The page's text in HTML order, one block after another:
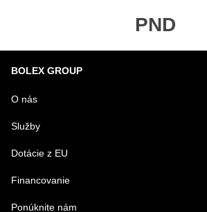
PND
BOLEX GROUP
O nás
Služby
Dotácie z EU
Financovanie
Ponúknite nám